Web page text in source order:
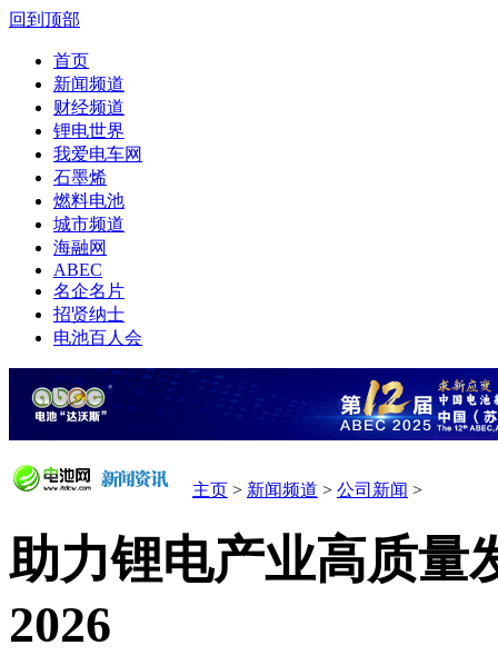
回到顶部
首页
新闻频道
财经频道
锂电世界
我爱电车网
石墨烯
燃料电池
城市频道
海融网
ABEC
名企名片
招贤纳士
电池百人会
主页 > 新闻频道 > 公司新闻 >
助力锂电产业高质量
2026